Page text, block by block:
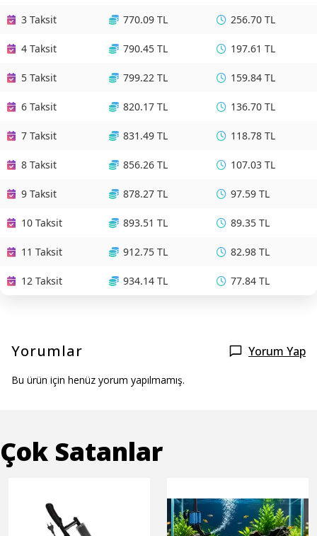
3 Taksit 770.09 TL 256.70 TL
4 Taksit 790.45 TL 197.61 TL
5 Taksit 799.22 TL 159.84 TL
6 Taksit 820.17 TL 136.70 TL
7 Taksit 831.49 TL 118.78 TL
8 Taksit 856.26 TL 107.03 TL
9 Taksit 878.27 TL 97.59 TL
10 Taksit 893.51 TL 89.35 TL
11 Taksit 912.75 TL 82.98 TL
12 Taksit 934.14 TL 77.84 TL
Yorumlar Yorum Yap
Bu ürün için henüz yorum yapılmamış.
Çok Satanlar